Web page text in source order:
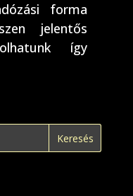
forma
jelentős
így